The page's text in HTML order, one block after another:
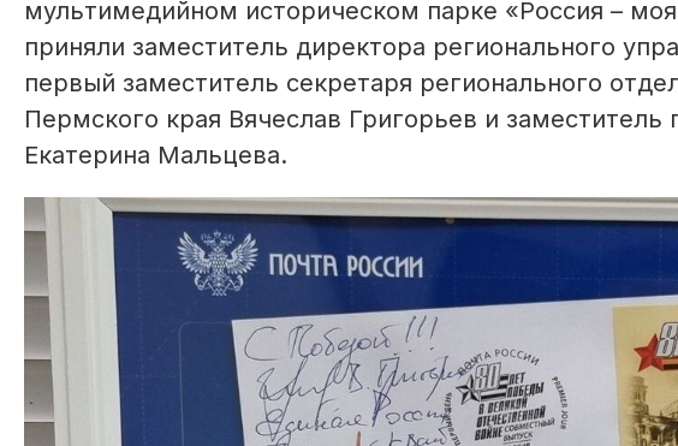
мультимедийном историческом парке «Россия –
приняли заместитель директора регионального
первый заместитель секретаря регионального
Пермского края Вячеслав Григорьев и
Екатерина Мальцева.